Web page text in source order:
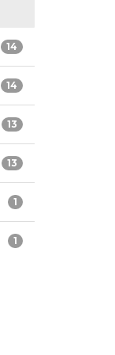
14
14
13
13
1
1